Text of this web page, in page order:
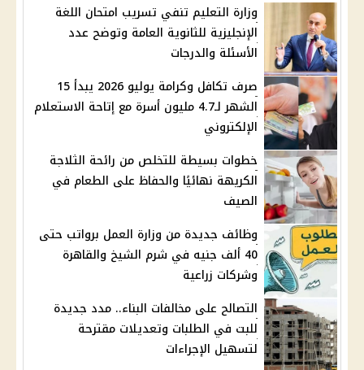
وزارة التعليم تنفي تسريب امتحان اللغة
الإنجليزية للثانوية العامة وتوضح عدد
الأسئلة والدرجات
صرف تكافل وكرامة يوليو 2026 يبدأ 15
الشهر لـ4.7 مليون أسرة مع إتاحة الاستعلام
الإلكتروني
خطوات بسيطة للتخلص من رائحة الثلاجة
الكريهة نهائيًا والحفاظ على الطعام في
الصيف
وظائف جديدة من وزارة العمل برواتب حتى
40 ألف جنيه في شرم الشيخ والقاهرة
وشركات زراعية
التصالح على مخالفات البناء.. مدد جديدة
للبت في الطلبات وتعديلات مقترحة
لتسهيل الإجراءات